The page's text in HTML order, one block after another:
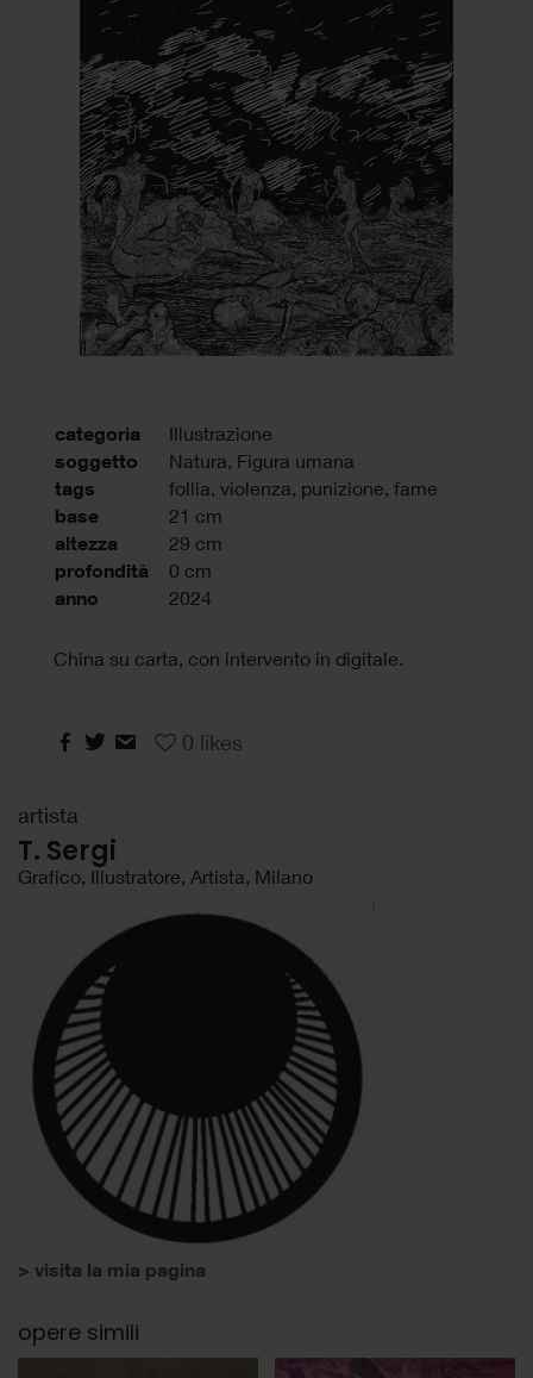
categoria Illustrazione
soggetto Natura, Figura umana
tags follia, violenza, punizione, fame
base 21 cm
altezza 29 cm
profondità 0 cm
anno 2024
China su carta, con intervento in digitale.
0 likes
artista
T. Sergi
Grafico, Illustratore, Artista, Milano
> visita la mia pagina
opere simili